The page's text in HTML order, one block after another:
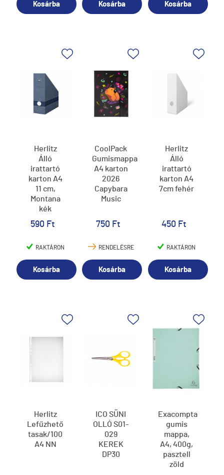
Kosárba Kosárba Kosárba
Herlitz
Álló
irattartó
karton A4
11 cm,
Montana
kék
590 Ft
RAKTÁRON
Kosárba
CoolPack
Gumismappa
A4 karton
2026
Capybara
Music
750 Ft
RENDELÉSRE
Kosárba
Herlitz
Álló
irattartó
karton A4
7cm fehér
450 Ft
RAKTÁRON
Kosárba
Herlitz
Lefűzhető
tasak/100
A4 NN
ICO SÜNI
OLLÓ S01-
029
KEREK
DP30
Exacompta
gumis
mappa,
A4, 400g,
pasztell
zöld